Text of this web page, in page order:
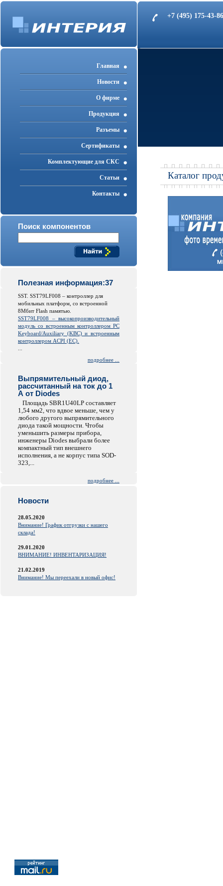
+7 (495) 175-43-
Главная
Новости
О фирме
Продукция
Разъемы
Cертификаты
Комплектующие для СКС
Статьи
Контакты
Поиск компонентов
Полезная информация:37
SST. SST79LF008 – контроллер для
мобильных платформ, со встроенной
8Мбит Flash памятью.
SST79LF008 – высокопроизводительный
модуль со встроенным контроллером PC
Keyboard/Auxiliary (KBC) и встроенным
контроллером ACPI (EC).
подробнее ...
Выпрямительный диод,
рассчитанный на ток до 1
А от Diodes
Площадь SBR1U40LP составляет
1,54 мм2, что вдвое меньше, чем у
любого другого выпрямительного
диода такой мощности. Чтобы
уменьшить размеры прибора,
инженеры Diodes выбрали более
компактный тип внешнего
исполнения, а не корпус типа SOD-
323,...
подробнее ...
Новости
28.05.2020
Внимание! График отгрузки с нашего
склада!
29.01.2020
ВНИМАНИЕ! ИНВЕНТАРИЗАЦИЯ!
21.02.2019
Внимание! Мы переехали в новый офис!
Каталог